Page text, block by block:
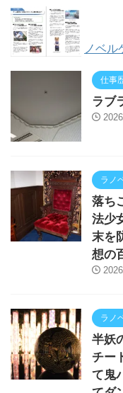
ノベル
仕事
ラブ
ラノ
落ち
法少
末を
想の
ラノ
半妖
チー
て鬼